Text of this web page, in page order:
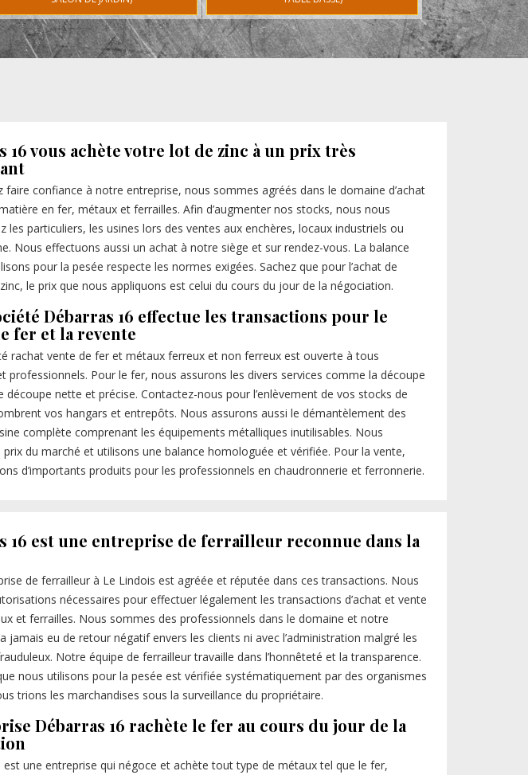
16 vous achète votre lot de zinc à un prix très
faire confiance à notre entreprise, nous sommes agréés dans le domaine d’achat
en fer, métaux et ferrailles. Afin d’augmenter nos stocks, nous nous
les particuliers, les usines lors des ventes aux enchères, locaux industriels ou
Nous effectuons aussi un achat à notre siège et sur rendez-vous. La balance
pour la pesée respecte les normes exigées. Sachez que pour l’achat de
le prix que nous appliquons est celui du cours du jour de la négociation.
Débarras 16 effectue les transactions pour le
fer et la revente
rachat vente de fer et métaux ferreux et non ferreux est ouverte à tous
professionnels. Pour le fer, nous assurons les divers services comme la découpe
découpe nette et précise. Contactez-nous pour l’enlèvement de vos stocks de
vos hangars et entrepôts. Nous assurons aussi le démantèlement des
complète comprenant les équipements métalliques inutilisables. Nous
du marché et utilisons une balance homologuée et vérifiée. Pour la vente,
d’importants produits pour les professionnels en chaudronnerie et ferronnerie.
16 est une entreprise de ferrailleur reconnue dans la
de ferrailleur à Le Lindois est agréée et réputée dans ces transactions. Nous
nécessaires pour effectuer légalement les transactions d’achat et vente
et ferrailles. Nous sommes des professionnels dans le domaine et notre
jamais eu de retour négatif envers les clients ni avec l’administration malgré les
Notre équipe de ferrailleur travaille dans l’honnêteté et la transparence.
nous utilisons pour la pesée est vérifiée systématiquement par des organismes
trions les marchandises sous la surveillance du propriétaire.
Débarras 16 rachète le fer au cours du jour de la
est une entreprise qui négoce et achète tout type de métaux tel que le fer,